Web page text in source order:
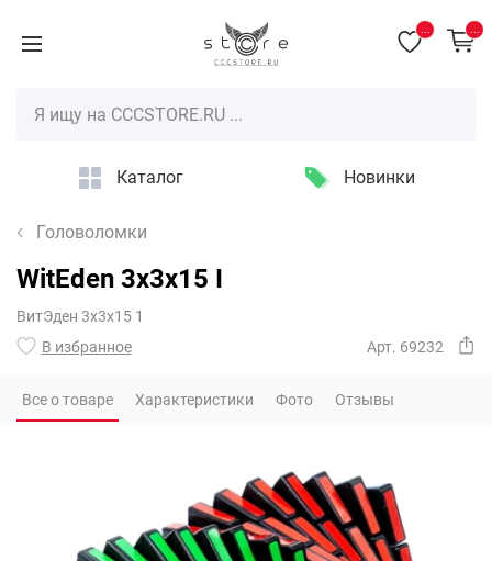
Каталог Новинки
Головоломки
WitEden 3x3x15 I
ВитЭден 3х3х15 1
В избранное
Арт. 69232
Все о товаре Характеристики Фото Отзывы